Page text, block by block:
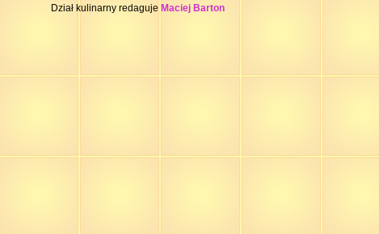
Dział kulinarny redaguje Maciej Barton